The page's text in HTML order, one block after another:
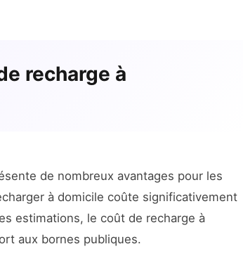
recharge à
de nombreux avantages pour les
à domicile coûte significativement
estimations, le coût de recharge à
aux bornes publiques.